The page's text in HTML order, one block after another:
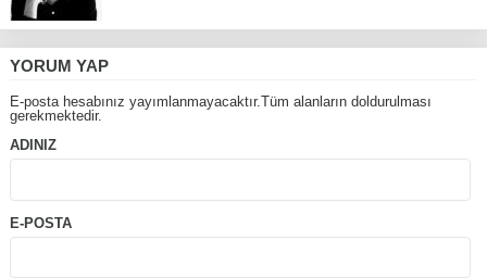
YORUM YAP
E-posta hesabınız yayımlanmayacaktır.Tüm alanların doldurulması
gerekmektedir.
ADINIZ
E-POSTA